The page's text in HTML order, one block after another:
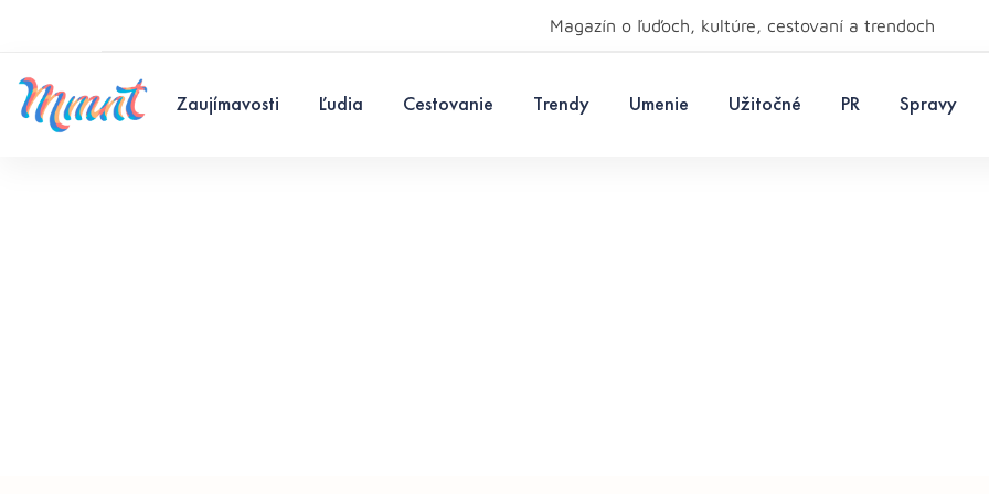
Magazín o ľuďoch, kultúre, cestovaní a trendoch
Zaujímavosti Ľudia Cestovanie Trendy Umenie Užitočné PR Spravy